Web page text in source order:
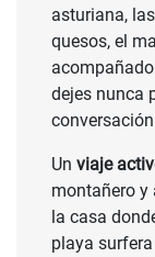
asturiana,
quesos, el
dejes nunca
Un viaje
montañero y
la casa
playa